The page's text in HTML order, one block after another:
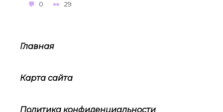
0 29
Главная
Карта сайта
Политика конфиденциальности